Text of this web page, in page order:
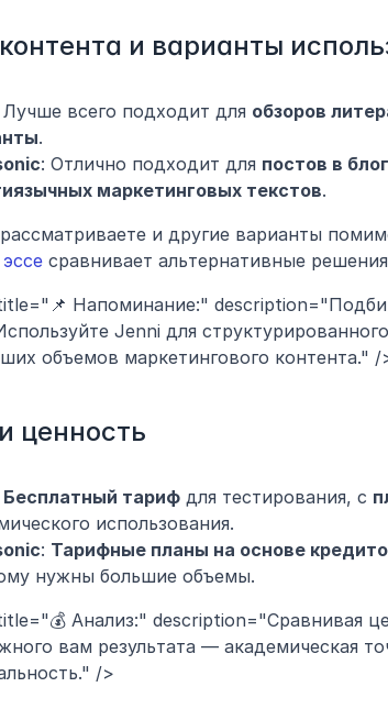
и варианты
Лучше всего подходит для обзоров
.
: Отлично подходит для постов в
маркетинговых текстов.
и другие варианты
сравнивает альтернативные
Напоминание:"
Jenni для
объемов маркетингового контента." /
ценность
Бесплатный тариф для тестирования, с
использования.
: Тарифные планы на основе
нужны большие объемы.
Анализ:" description="Сравнивая
вам результата — академическая
/>